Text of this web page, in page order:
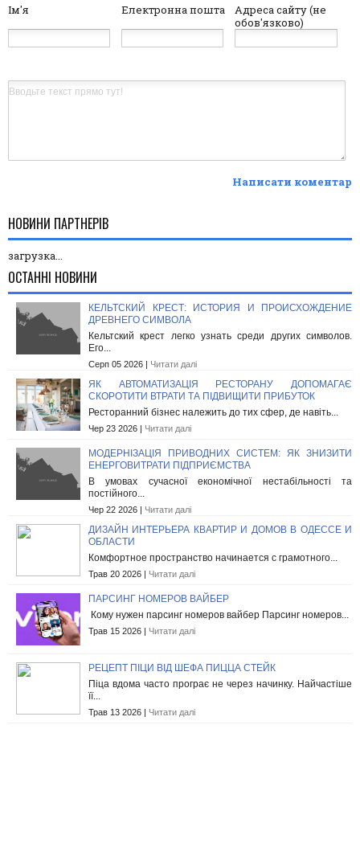
Ім'я Електронна пошта
Адреса сайту (не
обов'язково)
Написати коментар
НОВИНИ ПАРТНЕРІВ
загрузка...
ОСТАННІ НОВИНИ
КЕЛЬТСКИЙ КРЕСТ: ИСТОРИЯ И ПРОИСХОЖДЕНИЕ
ДРЕВНЕГО СИМВОЛА
Кельтский крест легко узнать среди других символов.
Его...
Серп 05 2026 | Читати далі
ЯК АВТОМАТИЗАЦІЯ РЕСТОРАНУ ДОПОМАГАЄ
СКОРОТИТИ ВТРАТИ ТА ПІДВИЩИТИ ПРИБУТОК
Ресторанний бізнес належить до тих сфер, де навіть...
Чер 23 2026 | Читати далі
МОДЕРНІЗАЦІЯ ПРИВОДНИХ СИСТЕМ: ЯК ЗНИЗИТИ
ЕНЕРГОВИТРАТИ ПІДПРИЄМСТВА
В умовах сучасної економічної нестабільності та
постійного...
Чер 22 2026 | Читати далі
ДИЗАЙН ИНТЕРЬЕРА КВАРТИР И ДОМОВ В ОДЕССЕ И
ОБЛАСТИ
Комфортное пространство начинается с грамотного...
Трав 20 2026 | Читати далі
ПАРСИНГ НОМЕРОВ ВАЙБЕР
Кому нужен парсинг номеров вайбер Парсинг номеров...
Трав 15 2026 | Читати далі
РЕЦЕПТ ПІЦИ ВІД ШЕФА ПИЦЦА СТЕЙК
Піца вдома часто програє не через начинку. Найчастіше
її...
Трав 13 2026 | Читати далі